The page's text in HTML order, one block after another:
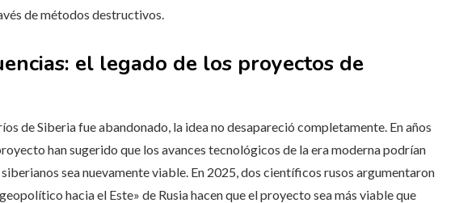
de métodos destructivos.
el legado de los proyectos de
de Siberia fue abandonado, la idea no desapareció completamente. En años
han sugerido que los avances tecnológicos de la era moderna podrían
sea nuevamente viable. En 2025, dos científicos rusos argumentaron
hacia el Este» de Rusia hacen que el proyecto sea más viable que